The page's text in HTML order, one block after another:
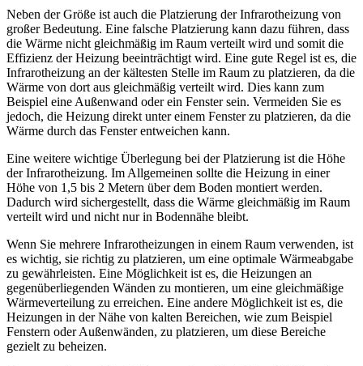
Neben der Größe ist auch die Platzierung der Infrarotheizung von
großer Bedeutung. Eine falsche Platzierung kann dazu führen, dass
die Wärme nicht gleichmäßig im Raum verteilt wird und somit die
Effizienz der Heizung beeinträchtigt wird. Eine gute Regel ist es, die
Infrarotheizung an der kältesten Stelle im Raum zu platzieren, da die
Wärme von dort aus gleichmäßig verteilt wird. Dies kann zum
Beispiel eine Außenwand oder ein Fenster sein. Vermeiden Sie es
jedoch, die Heizung direkt unter einem Fenster zu platzieren, da die
Wärme durch das Fenster entweichen kann.
Eine weitere wichtige Überlegung bei der Platzierung ist die Höhe
der Infrarotheizung. Im Allgemeinen sollte die Heizung in einer
Höhe von 1,5 bis 2 Metern über dem Boden montiert werden.
Dadurch wird sichergestellt, dass die Wärme gleichmäßig im Raum
verteilt wird und nicht nur in Bodennähe bleibt.
Wenn Sie mehrere Infrarotheizungen in einem Raum verwenden, ist
es wichtig, sie richtig zu platzieren, um eine optimale Wärmeabgabe
zu gewährleisten. Eine Möglichkeit ist es, die Heizungen an
gegenüberliegenden Wänden zu montieren, um eine gleichmäßige
Wärmeverteilung zu erreichen. Eine andere Möglichkeit ist es, die
Heizungen in der Nähe von kalten Bereichen, wie zum Beispiel
Fenstern oder Außenwänden, zu platzieren, um diese Bereiche
gezielt zu beheizen.